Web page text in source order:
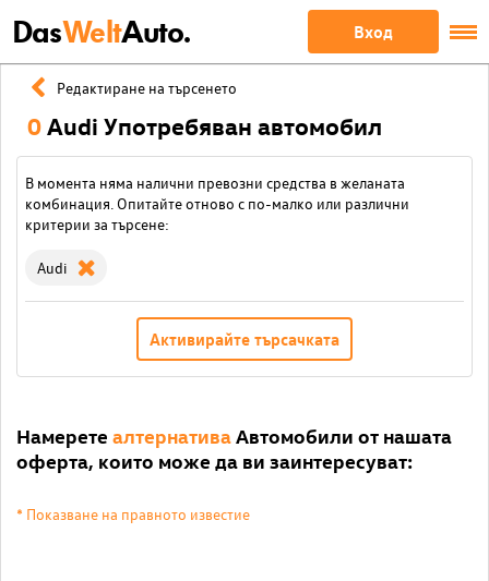
DasWeltAuto. Вход
Редактиране на търсенето
0Audi Употребяван автомобил
В момента няма налични превозни средства в желаната
комбинация. Опитайте отново с по-малко или различни
критерии за търсене:
Audi
Активирайте търсачката
Намерете алтернативаАвтомобили от нашата
оферта, които може да ви заинтересуват:
* Показване на правното известие